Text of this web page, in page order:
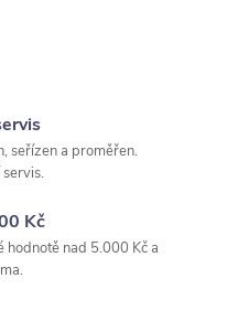
seřízen a proměřen.
Kč
hodnotě nad 5.000 Kč a